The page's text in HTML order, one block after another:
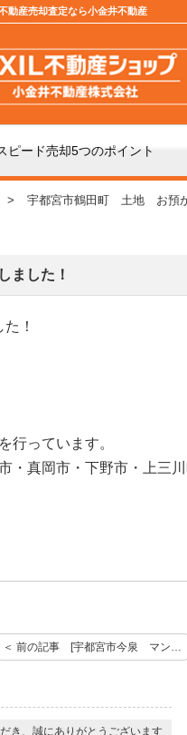
産売却査定なら小金井不動産
ピード売却5つのポイント
と「買取」の違い
料について
動産会社選び
宇都宮市鶴田町 土地 お預か
した！
！
を行っています。
・真岡市・下野市・上三川
＜ 前の記事 [宇都宮市今泉 マンション お預かりいたしました！]
き、誠にありがとうございます